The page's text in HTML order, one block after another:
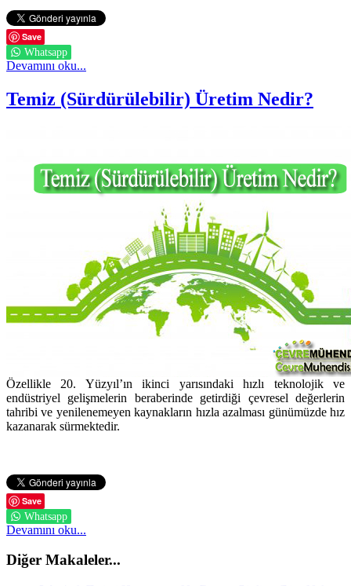
Save
Whatsapp
Devamını oku...
Temiz (Sürdürülebilir) Üretim Nedir?
Özellikle 20. Yüzyıl’ın ikinci yarısındaki hızlı teknolojik ve
endüstriyel gelişmelerin beraberinde getirdiği çevresel değerlerin
tahribi ve yenilenemeyen kaynakların hızla azalması günümüzde hız
kazanarak sürmektedir.
Save
Whatsapp
Devamını oku...
Diğer Makaleler...